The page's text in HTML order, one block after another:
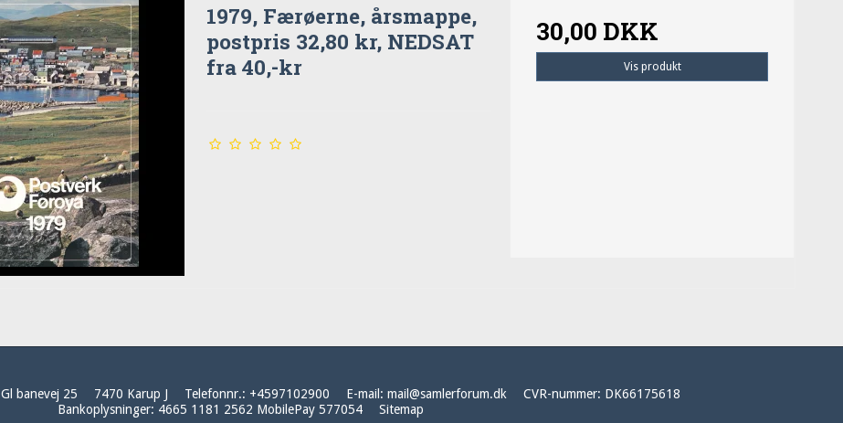
1979, Færøerne, årsmappe,
postpris 32,80 kr, NEDSAT
fra 40,-kr
30,00 DKK
Vis produkt
Gl banevej 25 7470 Karup J Telefonnr.: +4597102900 E-mail: mail@samlerforum.dk CVR-nummer: DK66175618
Bankoplysninger: 4665 1181 2562 MobilePay 577054 Sitemap